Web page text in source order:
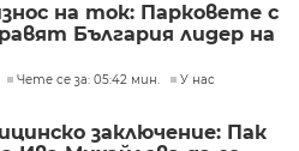
на ток: Парковете с
България лидер на
Чете се за: 05:42 мин. У нас
заключение: Пак